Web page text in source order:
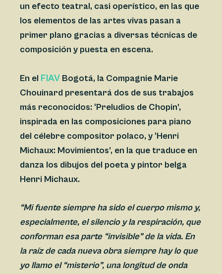
un efecto teatral, casi operístico, en las que
los elementos de las artes vivas pasan a
primer plano gracias a diversas técnicas de
composición y puesta en escena.
En el FIAV Bogotá, la Compagnie Marie
Chouinard presentará dos de sus trabajos
más reconocidos: ‘Preludios de Chopin’,
inspirada en las composiciones para piano
del célebre compositor polaco, y ‘Henri
Michaux: Movimientos’, en la que traduce en
danza los dibujos del poeta y pintor belga
Henri Michaux.
“Mi fuente siempre ha sido el cuerpo mismo y,
especialmente, el silencio y la respiración, que
conforman esa parte “invisible” de la vida. En
la raíz de cada nueva obra siempre hay lo que
yo llamo el “misterio”, una longitud de onda